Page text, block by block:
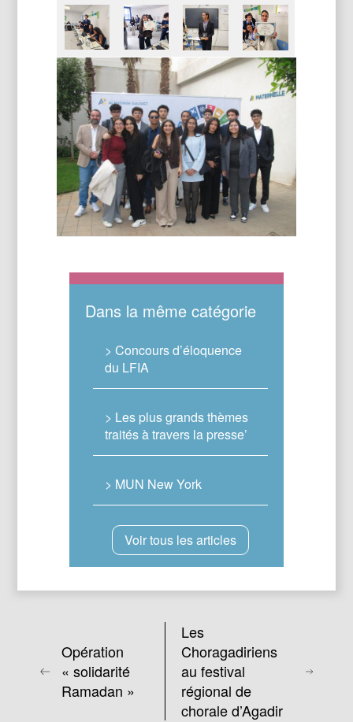
Dans la même catégorie
> Concours d’éloquence
du LFIA
> Les plus grands thèmes
traités à travers la presse’
> MUN New York
Voir tous les articles
Opération
« solidarité
Ramadan »
Les
Choragadiriens
au festival
régional de
chorale d’Agadir